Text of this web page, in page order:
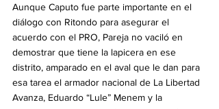
Aunque Caputo fue parte importante en el
diálogo con Ritondo para asegurar el
acuerdo con el PRO, Pareja no vaciló en
demostrar que tiene la lapicera en ese
distrito, amparado en el aval que le dan para
esa tarea el armador nacional de La Libertad
Avanza, Eduardo “Lule” Menem y la